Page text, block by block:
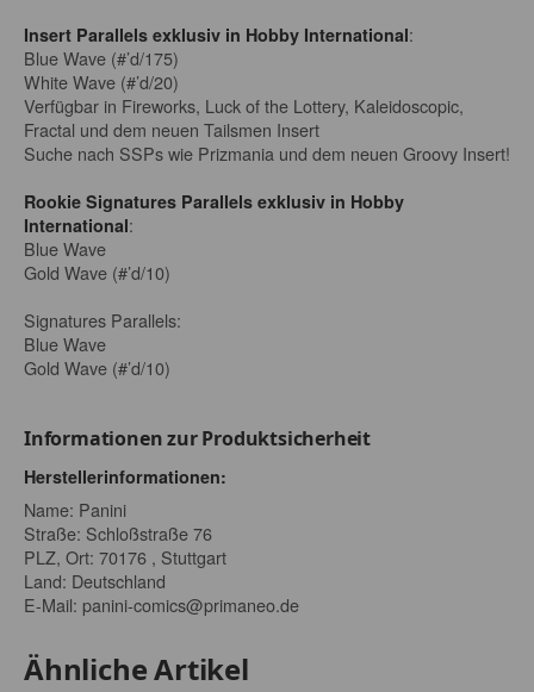
Insert Parallels exklusiv in Hobby International:
Blue Wave (#’d/175)
White Wave (#’d/20)
Verfügbar in Fireworks, Luck of the Lottery, Kaleidoscopic,
Fractal und dem neuen Tailsmen Insert
Suche nach SSPs wie Prizmania und dem neuen Groovy Insert!
Rookie Signatures Parallels exklusiv in Hobby
International:
Blue Wave
Gold Wave (#’d/10)
Signatures Parallels:
Blue Wave
Gold Wave (#’d/10)
Informationen zur Produktsicherheit
Herstellerinformationen:
Name: Panini
Straße: Schloßstraße 76
PLZ, Ort: 70176 , Stuttgart
Land: Deutschland
E-Mail: panini-comics@primaneo.de
Ähnliche Artikel